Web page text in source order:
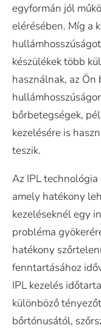
egyformán jól
elérésében. Míg a
készülékek több
használnak, az Ön
bőrbetegségek,
kezelésére is
teszik.
Az IPL
amely hatékony
kezeléseknél egy
probléma
hatékony
fenntartásához
IPL kezelés
különböző
bőrtónusától,